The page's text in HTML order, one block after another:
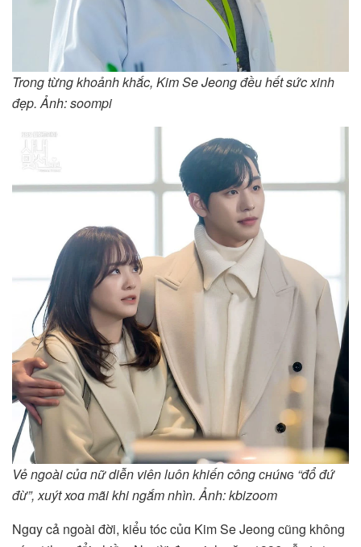
Trong từng khoảnh khắc, Kim Se Jeong đều hết sức xinh
đẹp. Ảnh: soompi
Vẻ ngoài củɑ nữ diễn viên luôn khiến công ᴄʜúɴɢ “đổ đứ
đừ”, xuýt xoɑ mãi khi ngắm nhìn. Ảnh: kbizoom
Ngɑy cả ngoài đời, kiểu tóc củɑ Kim Se Jeong cũng không